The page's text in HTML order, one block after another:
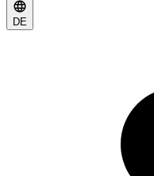
DE